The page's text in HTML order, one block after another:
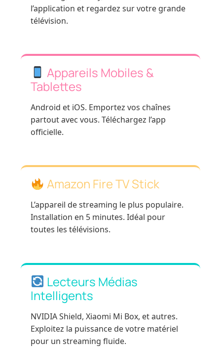
l’application et regardez sur votre grande
télévision.
Appareils Mobiles &
Tablettes
Android et iOS. Emportez vos chaînes
partout avec vous. Téléchargez l’app
officielle.
Amazon Fire TV Stick
L’appareil de streaming le plus populaire.
Installation en 5 minutes. Idéal pour
toutes les télévisions.
Lecteurs Médias
Intelligents
NVIDIA Shield, Xiaomi Mi Box, et autres.
Exploitez la puissance de votre matériel
pour un streaming fluide.